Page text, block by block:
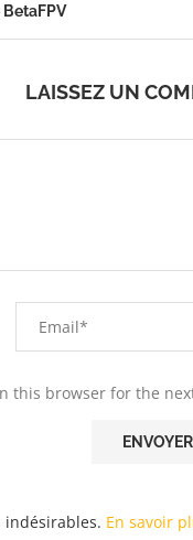
LAISSEZ UN
this browser for the
indésirables. En savoir